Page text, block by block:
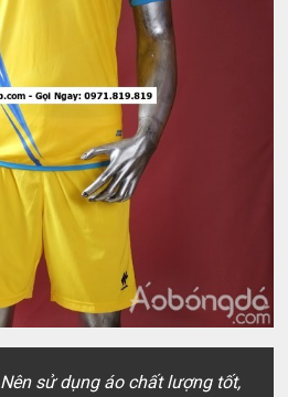
Nên sử dụng áo chất lượng tốt,